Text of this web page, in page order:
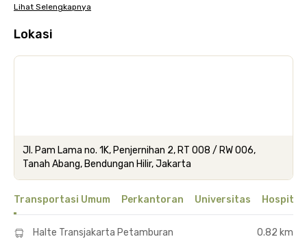
Lihat Selengkapnya
Lokasi
Jl. Pam Lama no. 1K, Penjernihan 2, RT 008 / RW 006,
Tanah Abang, Bendungan Hilir, Jakarta
Transportasi Umum Perkantoran Universitas Hospital
Halte Transjakarta Petamburan
0.82 km